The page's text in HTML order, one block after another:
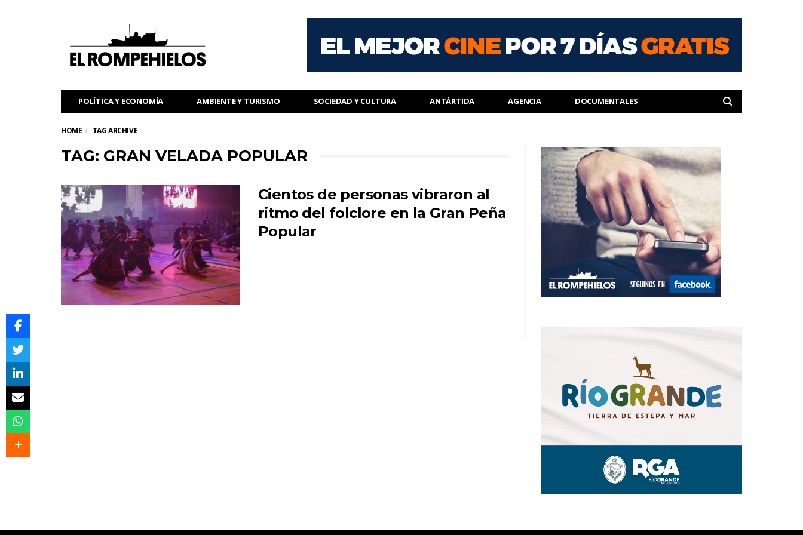
POLÍTICA Y ECONOMÍA AMBIENTE Y TURISMO SOCIEDAD Y CULTURA ANTÁRTIDA AGENCIA DOCUMENTALES
HOME TAG ARCHIVE
TAG: GRAN VELADA POPULAR
Cientos de personas vibraron al
ritmo del folclore en la Gran Peña
Popular